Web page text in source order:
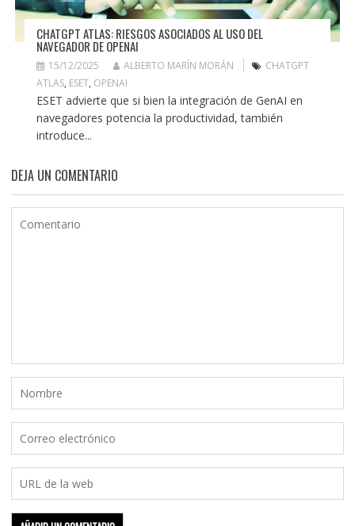
CHATGPT ATLAS: RIESGOS ASOCIADOS AL USO DEL
NAVEGADOR DE OPENAI
15/12/2025 ALBERTO MARÍN MORÁN
CHATGPT
ATLAS, ESET, OPENAI
ESET advierte que si bien la integración de GenAI en
navegadores potencia la productividad, también
introduce...
DEJA UN COMENTARIO